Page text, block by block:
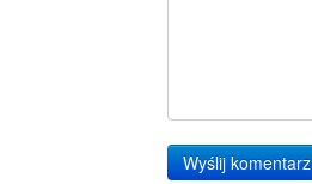
Wyślij komentarz